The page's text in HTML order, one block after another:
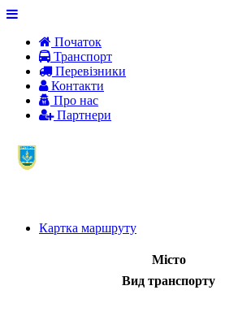
Початок
Транспорт
Перевiзники
Контакти
Про нас
Партнери
Картка маршруту
Місто
Вид транспорту